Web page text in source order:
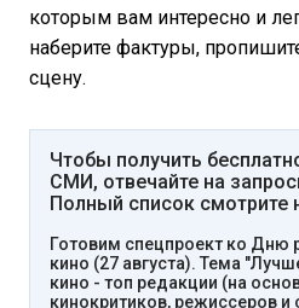
которым вам интересно и
наберите фактуры,
сцену.
Чтобы получить
СМИ, отвечайте на
Полный список смотрите
Готовим спецпроект ко Дню
кино (27 августа). Тема
кино - топ редакции (на
кинокритиков, режиссеров и